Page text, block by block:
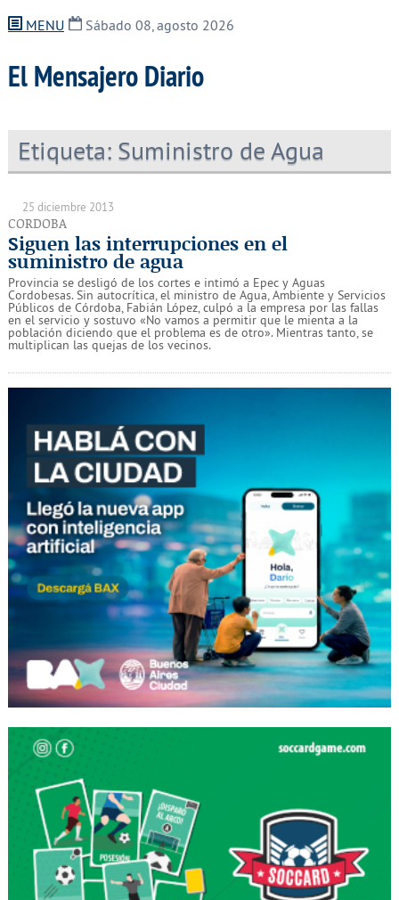
MENU Sábado 08, agosto 2026
El Mensajero Diario
Etiqueta: Suministro de Agua
25 diciembre 2013
CORDOBA
Siguen las interrupciones en el
suministro de agua
Provincia se desligó de los cortes e intimó a Epec y Aguas
Cordobesas. Sin autocrítica, el ministro de Agua, Ambiente y Servicios
Públicos de Córdoba, Fabián López, culpó a la empresa por las fallas
en el servicio y sostuvo «No vamos a permitir que le mienta a la
población diciendo que el problema es de otro». Mientras tanto, se
multiplican las quejas de los vecinos.